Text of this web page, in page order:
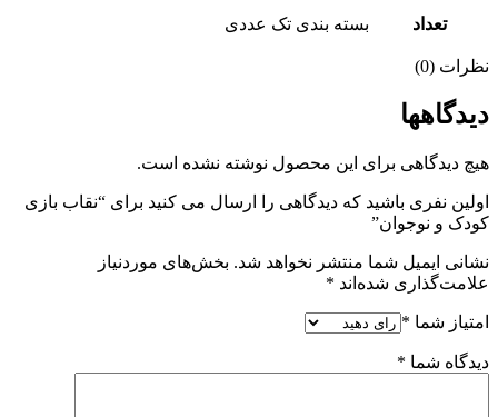
تعداد بسته بندی تک عددی
نظرات (0)
دیدگاهها
هیچ دیدگاهی برای این محصول نوشته نشده است.
اولین نفری باشید که دیدگاهی را ارسال می کنید برای “نقاب بازی
کودک و نوجوان”
نشانی ایمیل شما منتشر نخواهد شد. بخش‌های موردنیاز
علامت‌گذاری شده‌اند *
امتیاز شما *
دیدگاه شما *